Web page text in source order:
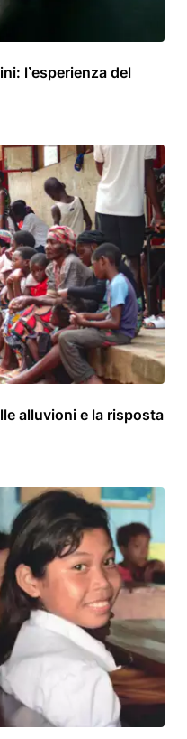
l’esperienza del
alluvioni e la risposta